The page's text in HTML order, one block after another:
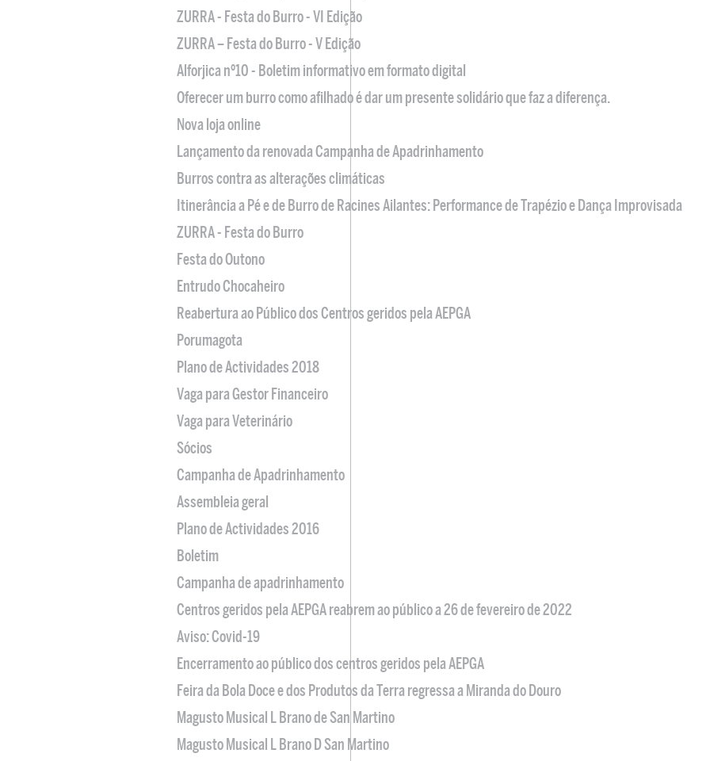
ZURRA - Festa do Burro - VI Edição
ZURRA – Festa do Burro - V Edição
Alforjica nº10 - Boletim informativo em formato digital
Oferecer um burro como afilhado é dar um presente solidário que faz a diferença.
Nova loja online
Lançamento da renovada Campanha de Apadrinhamento
Burros contra as alterações climáticas
Itinerância a Pé e de Burro de Racines Ailantes: Performance de Trapézio e Dança Improvisada
ZURRA - Festa do Burro
Festa do Outono
Entrudo Chocaheiro
Reabertura ao Público dos Centros geridos pela AEPGA
Porumagota
Plano de Actividades 2018
Vaga para Gestor Financeiro
Vaga para Veterinário
Sócios
Campanha de Apadrinhamento
Assembleia geral
Plano de Actividades 2016
Boletim
Campanha de apadrinhamento
Centros geridos pela AEPGA reabrem ao público a 26 de fevereiro de 2022
Aviso: Covid-19
Encerramento ao público dos centros geridos pela AEPGA
Feira da Bola Doce e dos Produtos da Terra regressa a Miranda do Douro
Magusto Musical L Brano de San Martino
Magusto Musical L Brano D San Martino